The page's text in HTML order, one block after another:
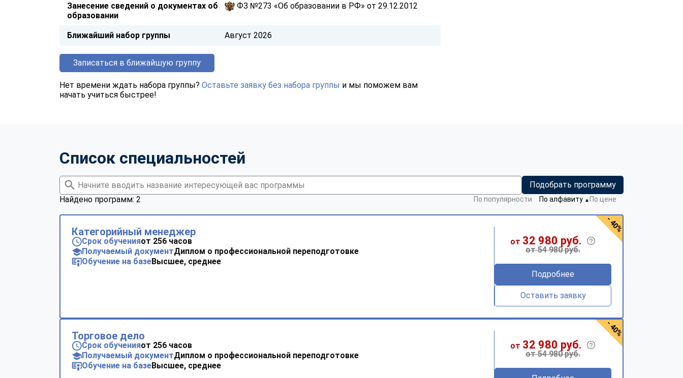
Занесение сведений о документах об
образовании
ФЗ №273 «Об образовании в РФ» от 29.12.2012
Ближайший набор группы Август 2026
Записаться в ближайшую группу
Нет времени ждать набора группы? Оставьте заявку без набора группы и мы поможем вам
начать учиться быстрее!
Список специальностей
Подобрать программу
Найдено программ: 2
По популярности По алфавиту ▼ По цене
Категорийный менеджер
Срок обученияот 256 часов
Получаемый документДиплом о профессиональной переподготовке
Обучение на базеВысшее, среднее
от 32 980 руб.
от 54 980 руб.
Подробнее
Оставить заявку
- 40%
Торговое дело
Срок обученияот 256 часов
Получаемый документДиплом о профессиональной переподготовке
Обучение на базеВысшее, среднее
от 32 980 руб.
от 54 980 руб.
- 40%